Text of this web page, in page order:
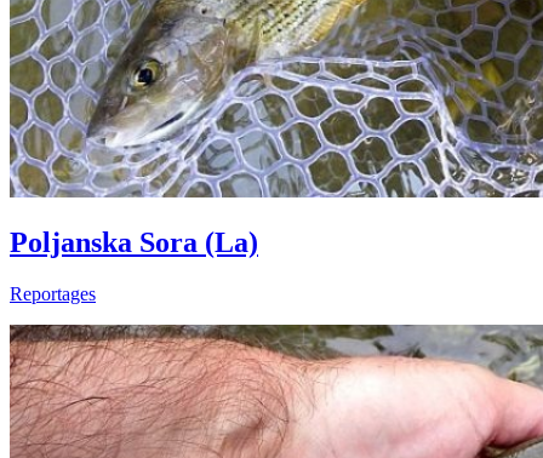
Poljanska Sora (La)
Reportages